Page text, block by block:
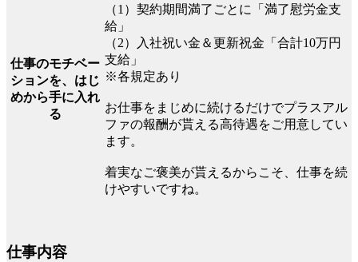
仕事のモチベー
ションを、はじ
めから手に入れ
る
（1）契約期間満了ごとに「満了慰労金支
給」
（2）入社祝い金＆更新祝金「合計10万円
支給」
※各規定あり
お仕事をまじめに続けるだけでプラスアル
ファの報酬が貰える高待遇をご用意してい
ます。
着実なご褒美が貰えるからこそ、仕事を続
けやすいですね。
仕事内容